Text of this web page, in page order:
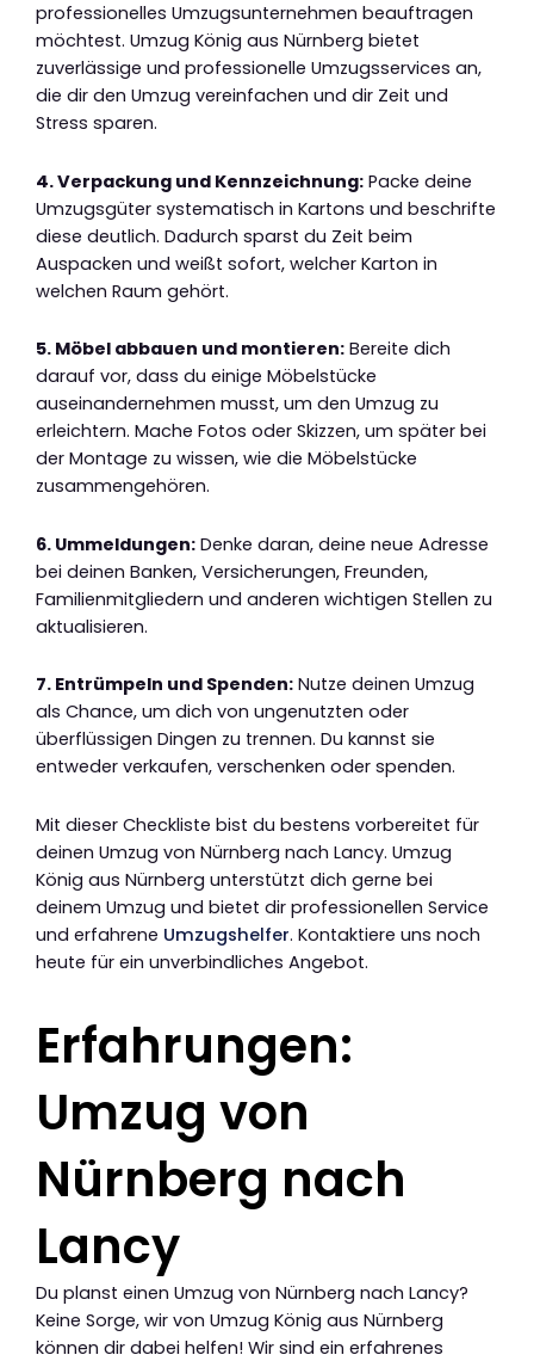
professionelles Umzugsunternehmen beauftragen
möchtest. Umzug König aus Nürnberg bietet
zuverlässige und professionelle Umzugsservices an,
die dir den Umzug vereinfachen und dir Zeit und
Stress sparen.
4. Verpackung und Kennzeichnung: Packe deine
Umzugsgüter systematisch in Kartons und beschrifte
diese deutlich. Dadurch sparst du Zeit beim
Auspacken und weißt sofort, welcher Karton in
welchen Raum gehört.
5. Möbel abbauen und montieren: Bereite dich
darauf vor, dass du einige Möbelstücke
auseinandernehmen musst, um den Umzug zu
erleichtern. Mache Fotos oder Skizzen, um später bei
der Montage zu wissen, wie die Möbelstücke
zusammengehören.
6. Ummeldungen: Denke daran, deine neue Adresse
bei deinen Banken, Versicherungen, Freunden,
Familienmitgliedern und anderen wichtigen Stellen zu
aktualisieren.
7. Entrümpeln und Spenden: Nutze deinen Umzug
als Chance, um dich von ungenutzten oder
überflüssigen Dingen zu trennen. Du kannst sie
entweder verkaufen, verschenken oder spenden.
Mit dieser Checkliste bist du bestens vorbereitet für
deinen Umzug von Nürnberg nach Lancy. Umzug
König aus Nürnberg unterstützt dich gerne bei
deinem Umzug und bietet dir professionellen Service
und erfahrene Umzugshelfer. Kontaktiere uns noch
heute für ein unverbindliches Angebot.
Erfahrungen:
Umzug von
Nürnberg nach
Lancy
Du planst einen Umzug von Nürnberg nach Lancy?
Keine Sorge, wir von Umzug König aus Nürnberg
können dir dabei helfen! Wir sind ein erfahrenes